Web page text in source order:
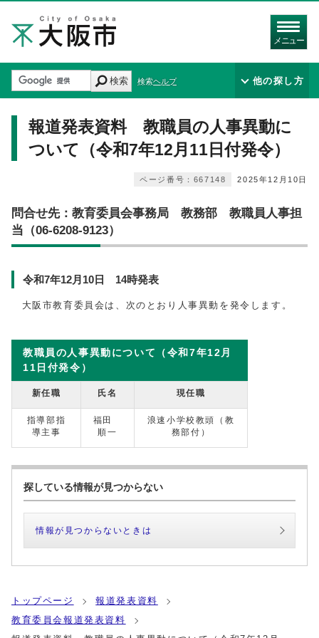
メニュー
検索 検索ヘルプ 他の探し方
報道発表資料 教職員の人事異動に
ついて（令和7年12月11日付発令）
2025年12月10日
ページ番号：667148
問合せ先：教育委員会事務局 教務部 教職員人事担
当（06-6208-9123）
令和7年12月10日 14時発表
大阪市教育委員会は、次のとおり人事異動を発令します。
教職員の人事異動について（令和7年12月
11日付発令）
新任職 氏名 現任職
指導部指
導主事
福田
順一
浪速小学校教頭（教
務部付）
探している情報が見つからない
情報が見つからないときは
トップページ
報道発表資料
教育委員会報道発表資料